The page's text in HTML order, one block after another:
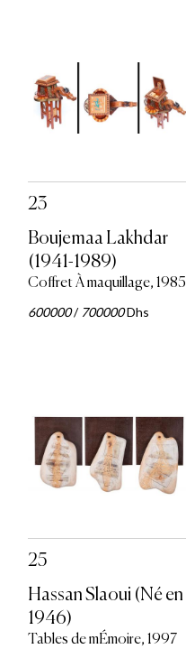
23
Boujemaa Lakhdar
(1941-1989)
Coffret À maquillage, 1985
600000/ 700000Dhs
25
Hassan Slaoui (Né en
1946)
Tables de mÉmoire, 1997